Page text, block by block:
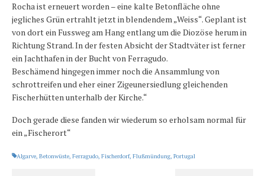
Rocha ist erneuert worden – eine kalte Betonfläche ohne
jegliches Grün ertrahlt jetzt in blendendem „Weiss“. Geplant ist
von dort ein Fussweg am Hang entlang um die Diozöse herum in
Richtung Strand. In der festen Absicht der Stadtväter ist ferner
ein Jachthafen in der Bucht von Ferragudo.
Beschämend hingegen immer noch die Ansammlung von
schrottreifen und eher einer Zigeunersiedlung gleichenden
Fischerhütten unterhalb der Kirche.“
Doch gerade diese fanden wir wiederum so erholsam normal für
ein „Fischerort“
Algarve, Betonwüste, Ferragudo, Fischerdorf, Flußmündung, Portugal